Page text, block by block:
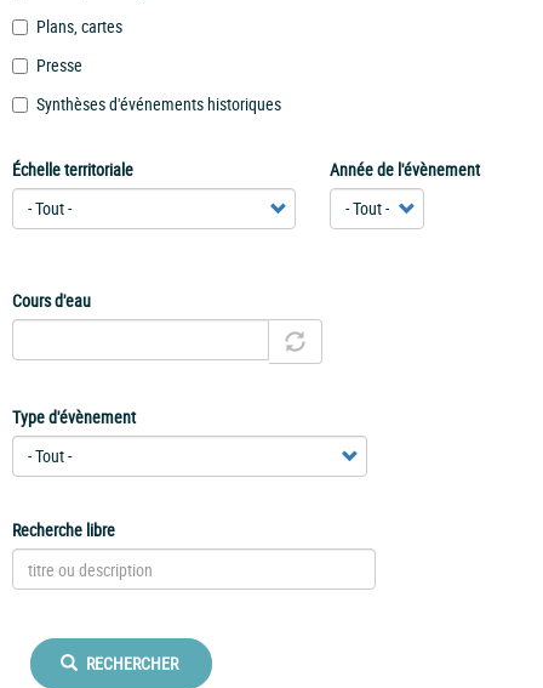
Plans, cartes
Presse
Synthèses d'événements historiques
Échelle territoriale Année de l'évènement
Cours d'eau
Type d'évènement
Recherche libre
RECHERCHER